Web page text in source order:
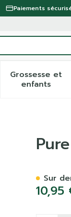
Paiements
catégorie
sous-menu
Grossesse et
enfants
Afficher
10,95
Sur